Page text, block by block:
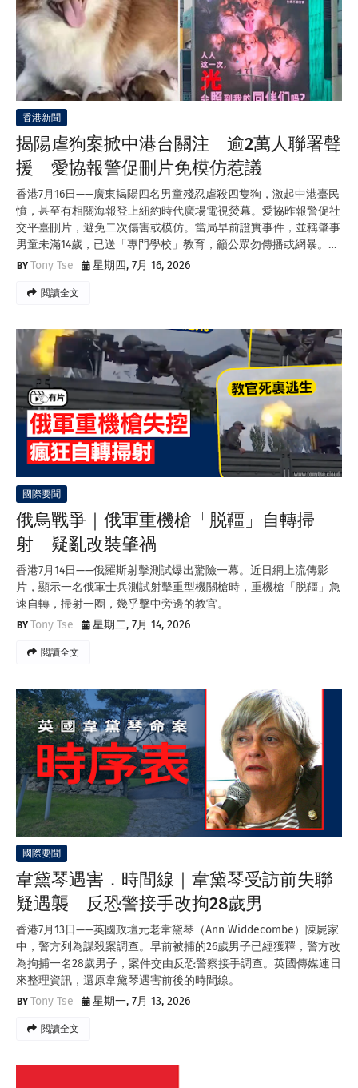
香港新聞
揭陽虐狗案掀中港台關注 逾2萬人聯署聲
援 愛協報警促刪片免模仿惹議
香港7月16日——廣東揭陽四名男童殘忍虐殺四隻狗，激起中港臺民
憤，甚至有相關海報登上紐約時代廣場電視熒幕。愛協昨報警促社
交平臺刪片，避免二次傷害或模仿。當局早前證實事件，並稱肇事
男童未滿14歲，已送「專門學校」教育，籲公眾勿傳播或網暴。…
Tony Tse
星期四, 7月 16, 2026
閲讀全文
國際要聞
俄烏戰爭｜俄軍重機槍「脱韁」自轉掃
射 疑亂改裝肇禍
香港7月14日——俄羅斯射擊測試爆出驚險一幕。近日網上流傳影
片，顯示一名俄軍士兵測試射擊重型機關槍時，重機槍「脱韁」急
速自轉，掃射一圈，幾乎擊中旁邊的教官。
Tony Tse
星期二, 7月 14, 2026
閲讀全文
國際要聞
韋黛琴遇害．時間線｜韋黛琴受訪前失聯
疑遇襲 反恐警接手改拘28歲男
香港7月13日——英國政壇元老韋黛琴（Ann Widdecombe）陳屍家
中，警方列為謀殺案調查。早前被捕的26歲男子已經獲釋，警方改
為拘捕一名28歲男子，案件交由反恐警察接手調查。英國傳媒連日
來整理資訊，還原韋黛琴遇害前後的時間線。
Tony Tse
星期一, 7月 13, 2026
閲讀全文